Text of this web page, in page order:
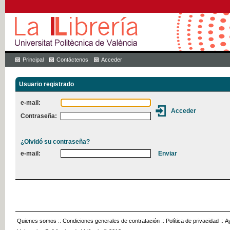
Principal Contáctenos Acceder
Usuario registrado
e-mail:
Contraseña:
¿Olvidó su contraseña?
e-mail:
Quienes somos :: Condiciones generales de contratación :: Política de privacidad ::